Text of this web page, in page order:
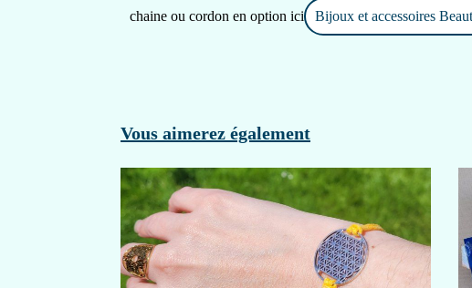
chaine ou cordon en option ici Bijoux et accessoires
Vous aimerez également